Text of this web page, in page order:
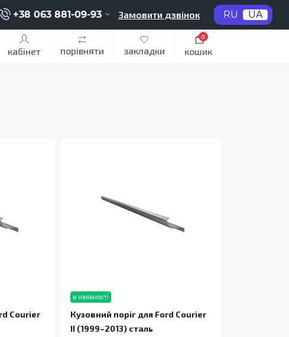
+38 063 881-09-93 Замовити дзвінок RU UA
кабінет порівняти закладки кошик
0
Courier
в наявності
Кузовний поріг для Ford Courier
II (1999–2013) сталь